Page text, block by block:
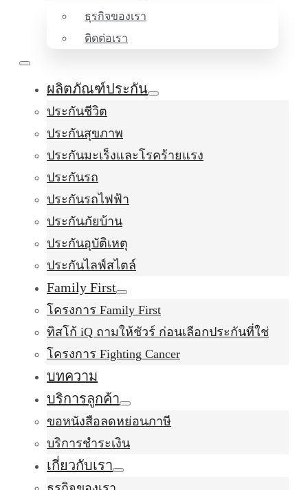
ธุรกิจของเรา
ติดต่อเรา
ผลิตภัณฑ์ประกัน
ประกันชีวิต
ประกันสุขภาพ
ประกันมะเร็งและโรคร้ายแรง
ประกันรถ
ประกันรถไฟฟ้า
ประกันภัยบ้าน
ประกันอุบัติเหตุ
ประกันไลฟ์สไตล์
Family First
โครงการ Family First
ทิสโก้ iQ ถามให้ชัวร์ ก่อนเลือกประกันที่ใช่
โครงการ Fighting Cancer
บทความ
บริการลูกค้า
ขอหนังสือลดหย่อนภาษี
บริการชำระเงิน
เกี่ยวกับเรา